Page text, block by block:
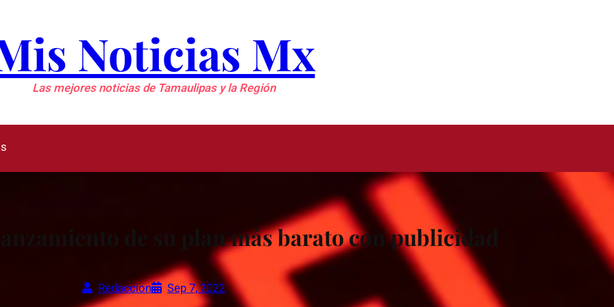
Noticias Mx
Las mejores noticias de Tamaulipas y la Región
de su plan más barato con publicidad
Redaccion Sep 7, 2022